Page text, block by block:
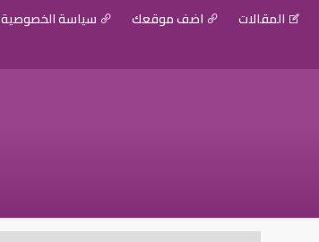
المقالات اضف موقعك سياسة الخصوصية